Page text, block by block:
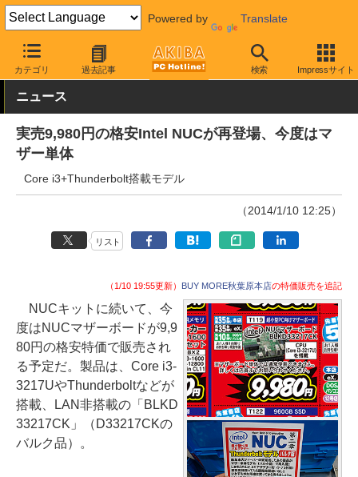
Powered by Translate
カテゴリ 過去記事 検索 Impressサイト
AKIBA PC Hotline! 秋葉原情報 価格情報 特価情報
ニュース
実売9,980円の格安Intel NUCが再登場、今度はマ
ザー単体
Core i3+Thunderbolt搭載モデル
（2014/1/10 12:25）
リスト
（1/10 19:55更新） BUY MORE秋葉原本店の特価販売を追記
NUCキットに続いて、今
度はNUCマザーボードが9,9
80円の格安特価で販売され
る予定だ。製品は、Core i3-
3217UやThunderboltなどが
搭載、LAN非搭載の「BLKD
33217CK」（D33217CKの
バルク品）。